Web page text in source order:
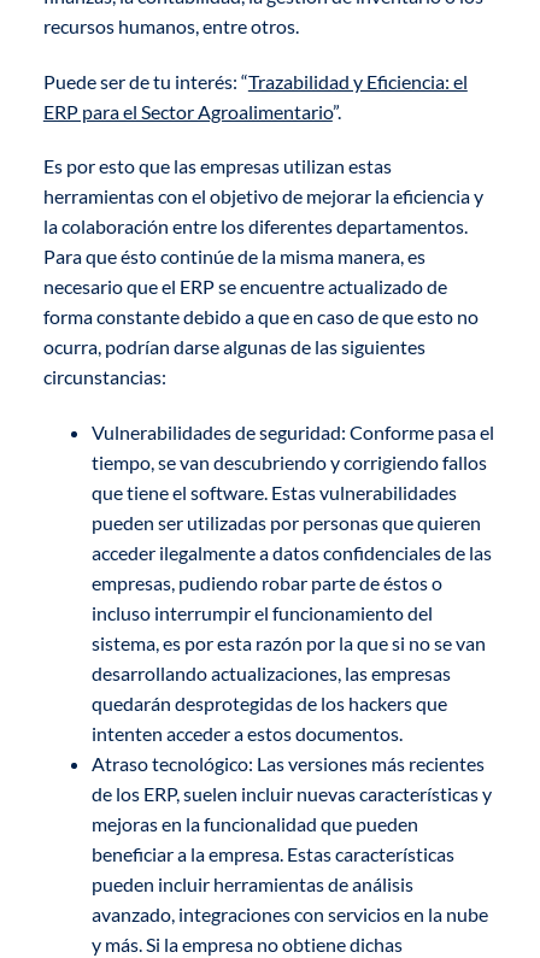
recursos humanos, entre otros.
Puede ser de tu interés: “Trazabilidad y Eficiencia: el
ERP para el Sector Agroalimentario”.
Es por esto que las empresas utilizan estas
herramientas con el objetivo de mejorar la eficiencia y
la colaboración entre los diferentes departamentos.
Para que ésto continúe de la misma manera, es
necesario que el ERP se encuentre actualizado de
forma constante debido a que en caso de que esto no
ocurra, podrían darse algunas de las siguientes
circunstancias:
Vulnerabilidades de seguridad: Conforme pasa el
tiempo, se van descubriendo y corrigiendo fallos
que tiene el software. Estas vulnerabilidades
pueden ser utilizadas por personas que quieren
acceder ilegalmente a datos confidenciales de las
empresas, pudiendo robar parte de éstos o
incluso interrumpir el funcionamiento del
sistema, es por esta razón por la que si no se van
desarrollando actualizaciones, las empresas
quedarán desprotegidas de los hackers que
intenten acceder a estos documentos.
Atraso tecnológico: Las versiones más recientes
de los ERP, suelen incluir nuevas características y
mejoras en la funcionalidad que pueden
beneficiar a la empresa. Estas características
pueden incluir herramientas de análisis
avanzado, integraciones con servicios en la nube
y más. Si la empresa no obtiene dichas